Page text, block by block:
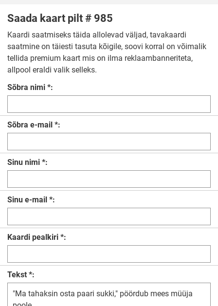
Saada kaart pilt # 985
Kaardi saatmiseks täida allolevad väljad, tavakaardi
saatmine on täiesti tasuta kõigile, soovi korral on võimalik
tellida premium kaart mis on ilma reklaambanneriteta,
allpool eraldi valik selleks.
Sõbra nimi *:
Sõbra e-mail *:
Sinu nimi *:
Sinu e-mail *:
Kaardi pealkiri *:
Tekst *: